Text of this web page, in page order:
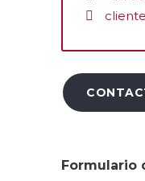
Formulario